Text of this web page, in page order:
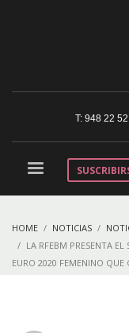
T: 948 22 52
HOME NOTICIAS
LA RFEBM PRESENTA
EURO 2020 FEMENINO QUE